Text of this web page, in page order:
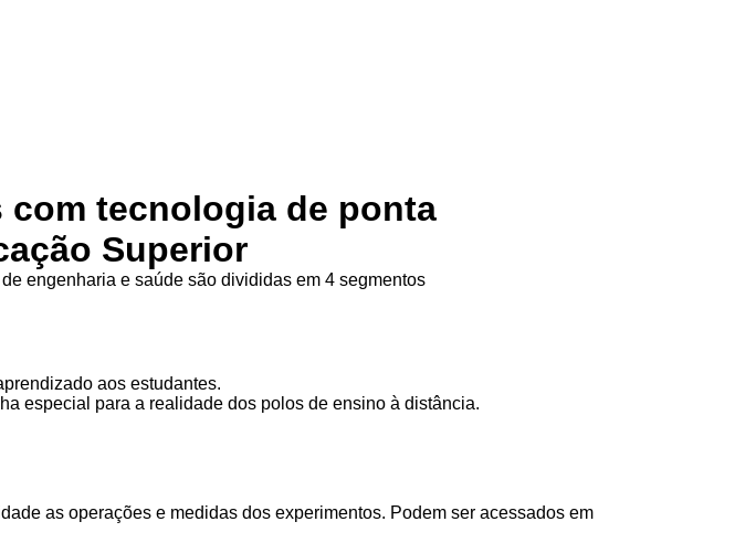
tecnologia de ponta
Superior
engenharia e saúde são divididas em 4 segmentos
aos estudantes.
especial para a realidade dos polos de ensino à distância.
as operações e medidas dos experimentos. Podem ser acessados em